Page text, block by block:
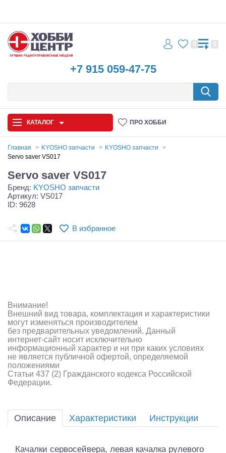
+7 915 059-47-75
0 0
КАТАЛОГ ПРО ХОББИ
Запчасти и аксессуары
Игрушки
Самолеты
Аппаратура и электроника
Аккумуляторы и батарейки
Зарядные устройства и блоки питания
Двигатели
Инструмент,измерительные приборы,расходники
Главная KYOSHO запчасти
KYOSHO запчасти
Servo saver VS017
Servo saver VS017
Бренд: KYOSHO запчасти
Артикул: VS017
ID: 9628
В избранное
Внимание!
Внешний вид товара, комплектация и характеристики
могут изменяться производителем
без предварительных уведомлений. Данный
интернет-сайт носит исключительно
информационный характер и ни при каких условиях
не является публичной офертой, определяемой
положениями
Статьи 437 (2) Гражданского кодекса Российской
Федерации.
Описание Характеристики Инструкции
Качалки сервосейвера, левая качалка рулевого